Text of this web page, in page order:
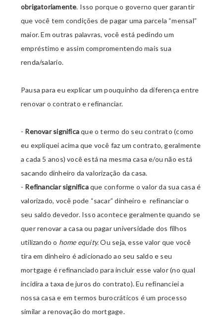
obrigatoriamente. Isso porque o governo quer garantir
que você tem condições de pagar uma parcela “mensal”
maior. Em outras palavras, você está pedindo um
empréstimo e assim compromentendo mais sua
renda/salario.
Pausa para eu explicar um pouquinho da diferença entre
renovar o contrato e refinanciar.
- Renovar significaque o termo do seu contrato (como
eu expliquei acima que você faz um contrato, geralmente
a cada 5 anos) você está na mesma casa e/ou não está
sacando dinheiro da valorização da casa.
- Refinanciar significaque conforme o valor da sua casa é
valorizado, você pode “sacar” dinheiro e refinanciar o
seu saldo devedor. Isso acontece geralmente quando se
quer renovar a casa ou pagar universidade dos filhos
utilizando o home equity.Ou seja, esse valor que você
tira em dinheiro é adicionado ao seu saldo e seu
mortgage é refinanciado para incluir esse valor (no qual
incidira a taxa de juros do contrato). Eu refinanciei a
nossa casa e em termos burocráticos é um processo
similar a renovação do mortgage.